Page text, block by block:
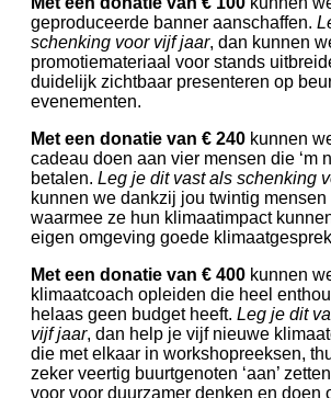
geproduceerde banner aanschaffen.
schenking voor vijf jaar, dan kunnen
promotiemateriaal voor stands
duidelijk zichtbaar presenteren op
evenementen.
Met een donatie van € 240 kunnen
cadeau doen aan vier mensen die ‘m
betalen. Leg je dit vast als schenking
kunnen we dankzij jou twintig
waarmee ze hun klimaatimpact
eigen omgeving goede
Met een donatie van € 400 kunnen
klimaatcoach opleiden die heel
helaas geen budget heeft. Leg je dit
vijf jaar, dan help je vijf nieuwe
die met elkaar in workshopreeksen,
zeker veertig buurtgenoten ‘aan’
voor voor duurzamer denken en doen